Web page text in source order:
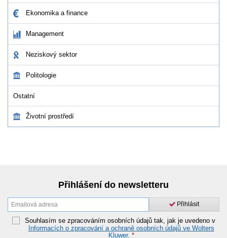
Ekonomika a finance
Management
Neziskový sektor
Politologie
Ostatní
Životní prostředí
Přihlášení do newsletteru
Přihlásit
Souhlasím se zpracováním osobních údajů tak, jak je uvedeno v
Informacích o zpracování a ochraně osobních údajů ve Wolters
Kluwer. *